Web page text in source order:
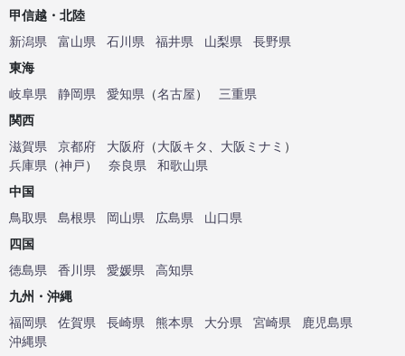
甲信越・北陸
新潟県
富山県 石川県 福井県 山梨県
長野県
東海
岐阜県
静岡県 愛知県 （名古屋）
三重県
関西
滋賀県
京都府 大阪府 （大阪キタ 大阪ミナミ ）
兵庫県 （神戸） 奈良県
和歌山県
中国
鳥取県
島根県 岡山県 広島県
山口県
四国
徳島県
香川県 愛媛県
高知県
九州・沖縄
福岡県
佐賀県 長崎県 熊本県 大分県 宮崎県
鹿児島県
沖縄県